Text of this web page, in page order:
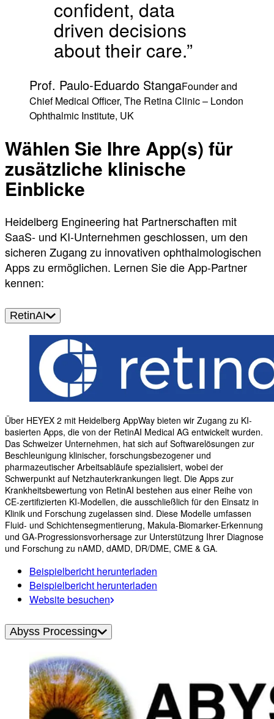
confident, data
driven decisions
about their care.”
Prof. Paulo-Eduardo StangaFounder and
Chief Medical Officer, The Retina Clinic – London
Ophthalmic Institute, UK
Wählen Sie Ihre App(s) für
zusätzliche klinische
Einblicke
Heidelberg Engineering hat Partnerschaften mit
SaaS- und KI-Unternehmen geschlossen, um den
sicheren Zugang zu innovativen ophthalmologischen
Apps zu ermöglichen. Lernen Sie die App-Partner
kennen:
RetinAI
Über HEYEX 2 mit Heidelberg AppWay bieten wir Zugang zu KI-
basierten Apps, die von der RetinAI Medical AG entwickelt wurden.
Das Schweizer Unternehmen, hat sich auf Softwarelösungen zur
Beschleunigung klinischer, forschungsbezogener und
pharmazeutischer Arbeitsabläufe spezialisiert, wobei der
Schwerpunkt auf Netzhauterkrankungen liegt. Die Apps zur
Krankheitsbewertung von RetinAI bestehen aus einer Reihe von
CE-zertifizierten KI-Modellen, die ausschließlich für den Einsatz in
Klinik und Forschung zugelassen sind. Diese Modelle umfassen
Fluid- und Schichtensegmentierung, Makula-Biomarker-Erkennung
und GA-Progressionsvorhersage zur Unterstützung Ihrer Diagnose
und Forschung zu nAMD, dAMD, DR/DME, CME & GA.
Beispielbericht herunterladen
Beispielbericht herunterladen
Website besuchen
Abyss Processing